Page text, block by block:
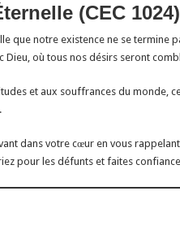
(CEC 1024)
que notre existence ne se termine
Dieu, où tous nos désirs seront
et aux souffrances du monde,
dans votre cœur en vous
pour les défunts et faites